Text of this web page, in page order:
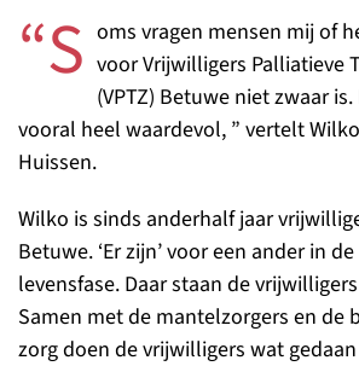
“S oms vragen mensen mij of
voor Vrijwilligers Palliatieve
(VPTZ) Betuwe niet zwaar
vooral heel waardevol, ” vertelt
Huissen.
Wilko is sinds anderhalf jaar
Betuwe. ‘Er zijn’ voor een ander in
levensfase. Daar staan de
Samen met de mantelzorgers en de
zorg doen de vrijwilligers wat